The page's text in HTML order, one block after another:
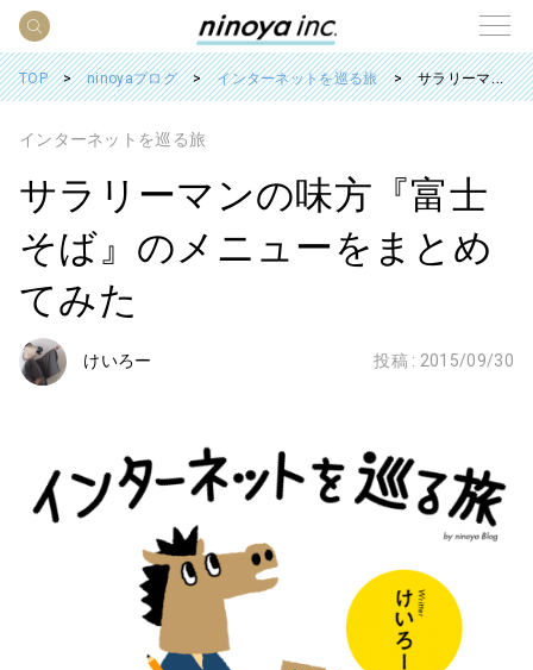
TOP ninoyaブログ インターネットを巡る旅 サラリーマンの味方『富士そば』のメニューをまとめてみた
インターネットを巡る旅
サラリーマンの味方『富士
そば』のメニューをまとめ
てみた
けいろー 投稿 : 2015/09/30